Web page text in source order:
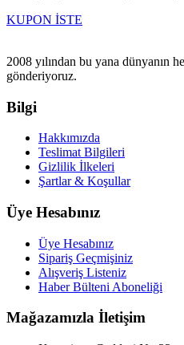
KUPON İSTE
2008 yılından bu yana dünyanın
gönderiyoruz.
Bilgi
Hakkımızda
Teslimat Bilgileri
Gizlilik İlkeleri
Şartlar & Koşullar
Üye Hesabınız
Üye Hesabınız
Sipariş Geçmişiniz
Alışveriş Listeniz
Haber Bülteni Aboneliği
Mağazamızla İletişim